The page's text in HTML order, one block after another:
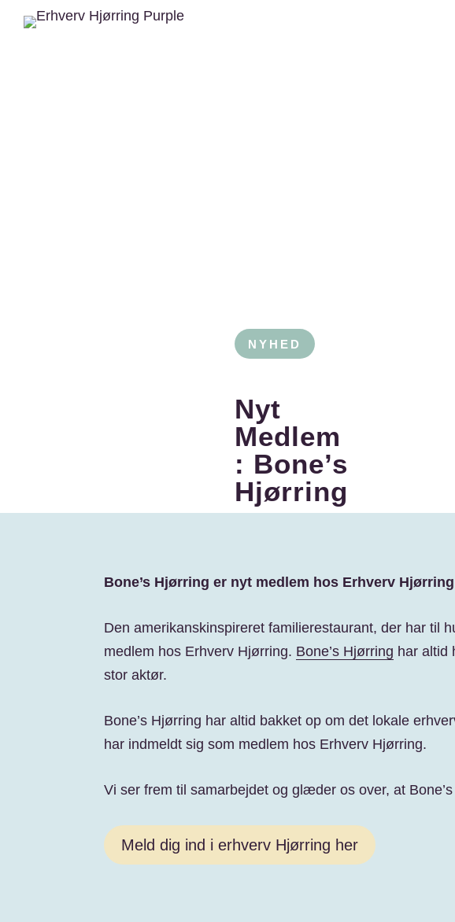
NYHED
Nyt
Medlem
: Bone’s
Hjørring
Bone’s Hjørring er nyt medlem hos Erhverv Hjørring
Den amerikanskinspireret familierestaurant, der har til
medlem hos Erhverv Hjørring. Bone’s Hjørring har altid
stor aktør.
Bone’s Hjørring har altid bakket op om det lokale
har indmeldt sig som medlem hos Erhverv Hjørring.
Vi ser frem til samarbejdet og glæder os over, at
Meld dig ind i erhverv Hjørring her